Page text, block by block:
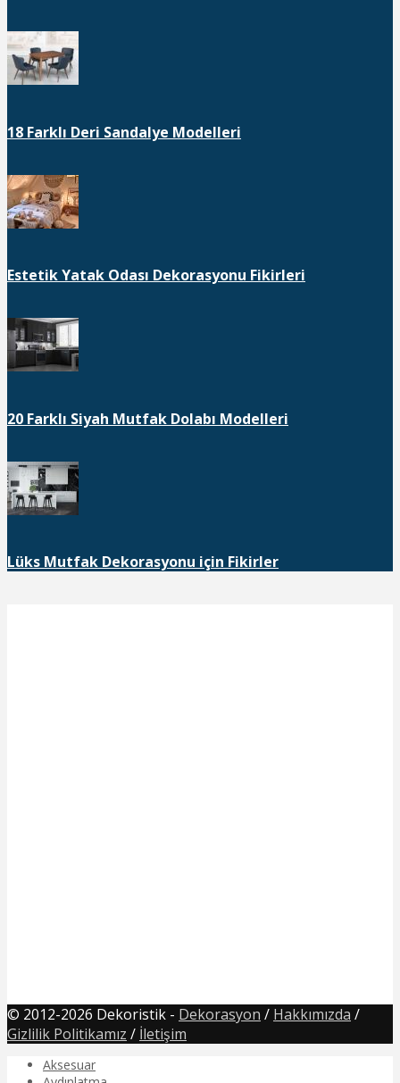
18 Farklı Deri Sandalye Modelleri
Estetik Yatak Odası Dekorasyonu Fikirleri
20 Farklı Siyah Mutfak Dolabı Modelleri
Lüks Mutfak Dekorasyonu için Fikirler
© 2012-2026 Dekoristik - Dekorasyon / Hakkımızda /
Gizlilik Politikamız / İletişim
Aksesuar